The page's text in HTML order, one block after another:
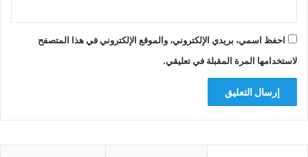
احفظ اسمي، بريدي الإلكتروني، والموقع الإلكتروني في هذا المتصفح
لاستخدامها المرة المقبلة في تعليقي.